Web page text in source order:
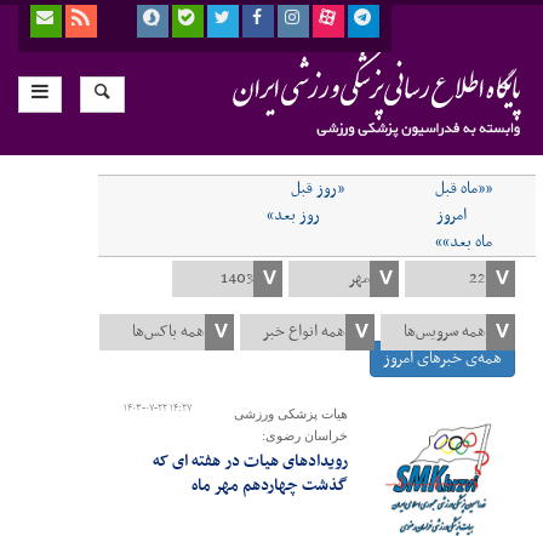
««ماه قبل
«روز قبل
امروز
روز بعد»
ماه بعد»»
همه‌ی خبرهای امروز
۱۴۰۳-۰۷-۲۲ ۱۴:۲۷
هیات پزشکی ورزشی
خراسان رضوی:
رویدادهای هیات در هفته ای که
گذشت چهاردهم مهر ماه